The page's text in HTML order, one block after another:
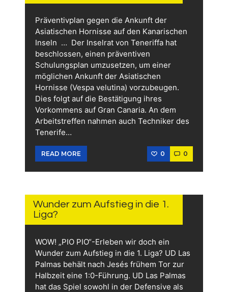
Präventivplan gegen die Ankunft der
Asiatischen Hornisse auf den Kanarischen
Inseln … Der Inselrat von Teneriffa hat
beschlossen, einen präventiven
Schulungsplan umzusetzen, um einer
möglichen Ankunft der Asiatischen
Hornisse (Vespa velutina) vorzubeugen.
Dies folgt auf die Bestätigung ihres
Vorkommens auf Gran Canaria. An dem
Arbeitstreffen nahmen auch Techniker des
Tenerife…
READ MORE 0 0
Wunder zum Aufstieg in die 1.
Liga?
WOW! „PIO PIO“-Erleben wir doch ein
Wunder zum Aufstieg in die 1. Liga? UD Las
Palmas behält nach Jesés frühem Tor zur
Halbzeit eine 1:0-Führung. UD Las Palmas
hat das Spiel sowohl in der Defensive als